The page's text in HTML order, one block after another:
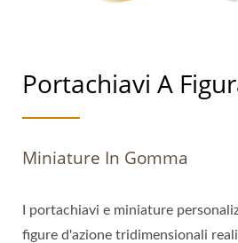
Portachiavi A
Miniature In Gomma
I portachiavi e miniature
figure d'azione tridimensionali